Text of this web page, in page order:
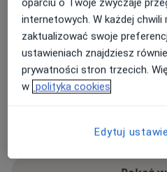
Dostępność
W tym gabinecie nie
oparciu o Twoje zwyczaje
internetowych. W każdej
zaktualizować swoje
ustawieniach znajdziesz
prywatności stron trzecich.
w polityka cookies
Edytuj